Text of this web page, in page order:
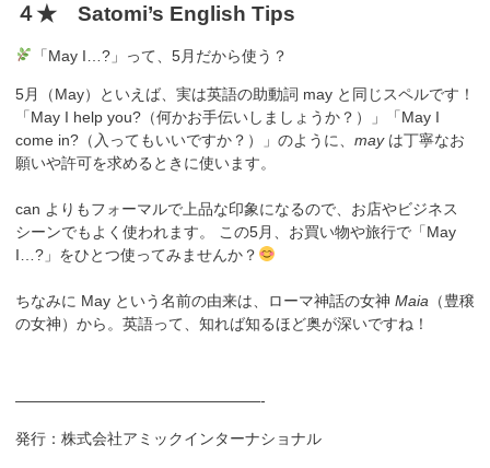
４★ Satomi’s English Tips
「May I…?」って、5月だから使う？
5月（May）といえば、実は英語の助動詞 may と同じスペルです！
「May I help you?（何かお手伝いしましょうか？）」「May I
come in?（入ってもいいですか？）」のように、 mayは丁寧なお
願いや許可を求めるときに使います。
can よりもフォーマルで上品な印象になるので、お店やビジネス
シーンでもよく使われます。 この5月、お買い物や旅行で「May
I…?」をひとつ使ってみませんか？
ちなみに May という名前の由来は、ローマ神話の女神 Maia （豊穣
の女神）から。英語って、知れば知るほど奥が深いですね！
————————————————-
発行：株式会社アミックインターナショナル